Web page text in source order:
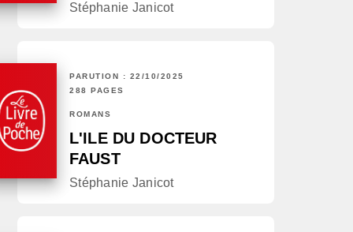
Stéphanie Janicot
PARUTION : 22/10/2025
288 PAGES
ROMANS
L'ILE DU DOCTEUR
FAUST
Stéphanie Janicot